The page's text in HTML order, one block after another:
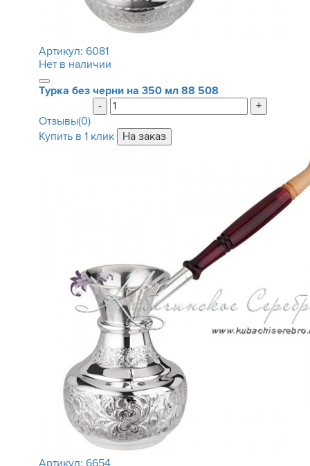
Артикул: 6081
Нет в наличии
Турка без черни на 350 мл 88 508
-
+
Отзывы(0)
Купить в 1 клик
Артикул: 6654